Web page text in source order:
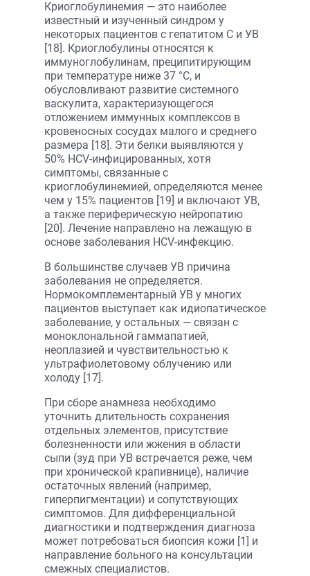
Криоглобулинемия — это наиболее
известный и изученный синдром у
некоторых пациентов с гепатитом С и УВ
[18]. Криоглобулины относятся к
иммуноглобулинам, преципитирующим
при температуре ниже 37 °C, и
обусловливают развитие системного
васкулита, характеризующегося
отложением иммунных комплексов в
кровеносных сосудах малого и среднего
размера [18]. Эти белки выявляются у
50% HCV-инфицированных, хотя
симптомы, связанные с
криоглобулинемией, определяются менее
чем у 15% пациентов [19] и включают УВ,
а также периферическую нейропатию
[20]. Лечение направлено на лежащую в
основе заболевания HCV-инфекцию.
В большинстве случаев УВ причина
заболевания не определяется.
Нормокомплементарный УВ у многих
пациентов выступает как идиопатическое
заболевание, у остальных — связан с
моноклональной гаммапатией,
неоплазией и чувствительностью к
ультрафиолетовому облучению или
холоду [17].
При сборе анамнеза необходимо
уточнить длительность сохранения
отдельных элементов, присутствие
болезненности или жжения в области
сыпи (зуд при УВ встречается реже, чем
при хронической крапивнице), наличие
остаточных явлений (например,
гиперпигментации) и сопутствующих
симптомов. Для дифференциальной
диагностики и подтверждения диагноза
может потребоваться биопсия кожи [1] и
направление больного на консультации
смежных специалистов.